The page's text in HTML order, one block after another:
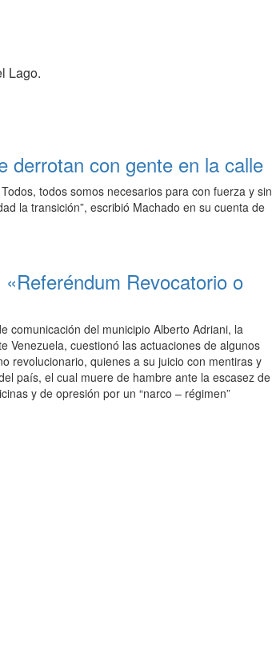
Lago.
derrotan con gente en la calle
todos somos necesarios para con fuerza y sin
la transición”, escribió Machado en su cuenta de
Revocatorio o
comunicación del municipio Alberto Adriani, la
Venezuela, cuestionó las actuaciones de algunos
revolucionario, quienes a su juicio con mentiras y
país, el cual muere de hambre ante la escasez de
y de opresión por un “narco – régimen”